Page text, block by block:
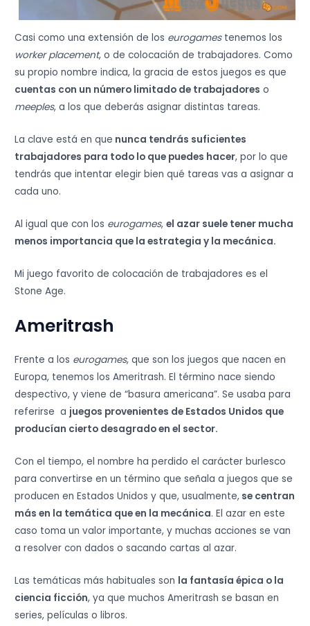
Casi como una extensión de los eurogames tenemos los
worker placement, o de colocación de trabajadores. Como
su propio nombre indica, la gracia de estos juegos es que
cuentas con un número limitado de trabajadores o
meeples, a los que deberás asignar distintas tareas.
La clave está en que nunca tendrás suficientes
trabajadores para todo lo que puedes hacer, por lo que
tendrás que intentar elegir bien qué tareas vas a asignar a
cada uno.
Al igual que con los eurogames,el azar suele tener mucha
menos importancia que la estrategia y la mecánica.
Mi juego favorito de colocación de trabajadores es el
Stone Age.
Ameritrash
Frente a los eurogames, que son los juegos que nacen en
Europa, tenemos los Ameritrash. El término nace siendo
despectivo, y viene de “basura americana”. Se usaba para
referirse a juegos provenientes de Estados Unidos que
producían cierto desagrado en el sector.
Con el tiempo, el nombre ha perdido el carácter burlesco
para convertirse en un término que señala a juegos que se
producen en Estados Unidos y que, usualmente, se centran
más en la temática que en la mecánica. El azar en este
caso toma un valor importante, y muchas acciones se van
a resolver con dados o sacando cartas al azar.
Las temáticas más habituales son la fantasía épica o la
ciencia ficción, ya que muchos Ameritrash se basan en
series, películas o libros.